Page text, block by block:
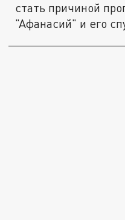
стать причиной
"Афанасий" и его